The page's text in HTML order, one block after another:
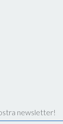
newsletter!